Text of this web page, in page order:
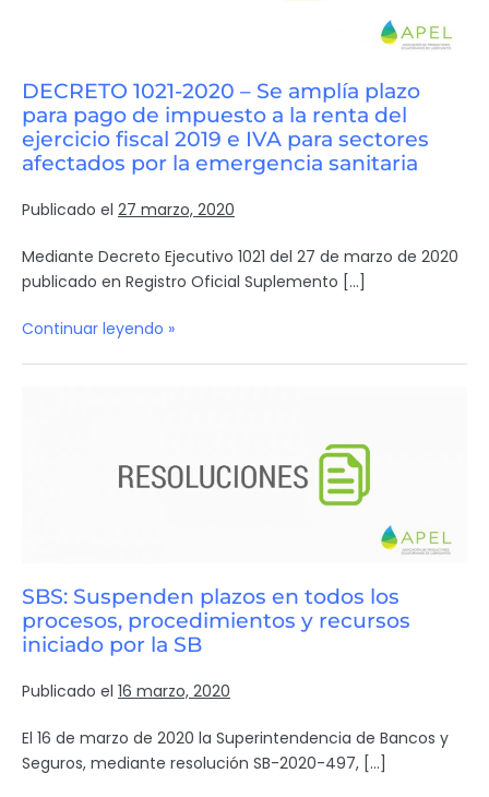
DECRETO 1021-2020 – Se amplía plazo
para pago de impuesto a la renta del
ejercicio fiscal 2019 e IVA para sectores
afectados por la emergencia sanitaria
Publicado el 27 marzo, 2020
Mediante Decreto Ejecutivo 1021 del 27 de marzo de 2020
publicado en Registro Oficial Suplemento […]
Continuar leyendo »
SBS: Suspenden plazos en todos los
procesos, procedimientos y recursos
iniciado por la SB
Publicado el 16 marzo, 2020
El 16 de marzo de 2020 la Superintendencia de Bancos y
Seguros, mediante resolución SB-2020-497, […]